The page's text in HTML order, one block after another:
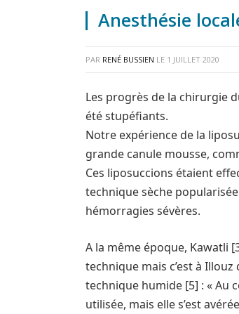
Anesthésie
PAR RENÉ BUSSIEN LE 1 JUILLET 2020
Les progrès de la chirurgie
été stupéfiants.
Notre expérience de la
grande canule mousse,
Ces liposuccions étaient
technique sèche
hémorragies sévères.
A la même époque, Kawatli
technique mais c’est à
technique humide [5] : « Au
utilisée, mais elle s’est